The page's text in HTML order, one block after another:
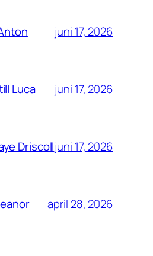
juni 17, 2026
Luca juni 17, 2026
Driscolljuni 17, 2026
april 28, 2026